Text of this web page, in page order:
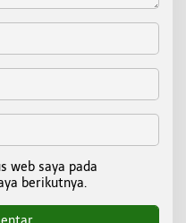
web saya pada
berikutnya.